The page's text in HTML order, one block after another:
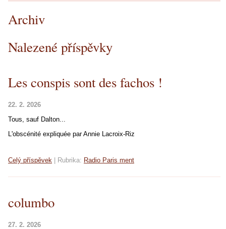
Archiv
Nalezené příspěvky
Les conspis sont des fachos !
22. 2. 2026
Tous, sauf Dalton...
L'obscénité expliquée par Annie Lacroix-Riz
Celý příspěvek Rubrika: Radio Paris ment
columbo
27. 2. 2026